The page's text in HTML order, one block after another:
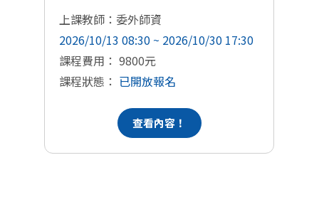
上課教師：委外師資
2026/10/13 08:30 ~ 2026/10/30 17:30
課程費用： 9800元
課程狀態： 已開放報名
查看內容！